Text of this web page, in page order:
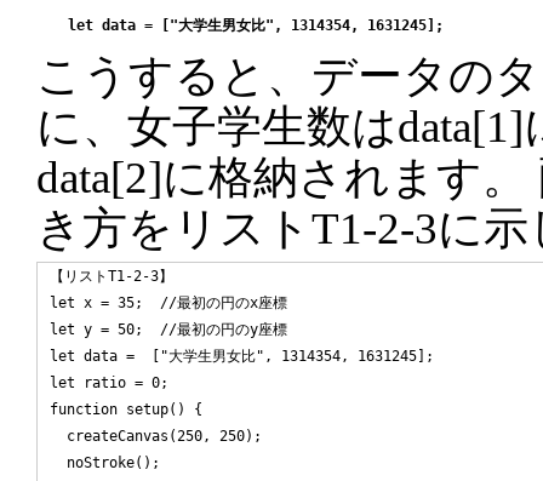
こうすると、データの
に、女子学生数は
data[2]に格納されます。
き方をリストT1-2-3に
【リストT1-2-3】
let x = 35;  //最初の円のx座標
let y = 50;  //最初の円のy座標
let data =  ["大学生男女比", 1314354, 1631245];
let ratio = 0;
function setup() {
  createCanvas(250, 250);
  noStroke();